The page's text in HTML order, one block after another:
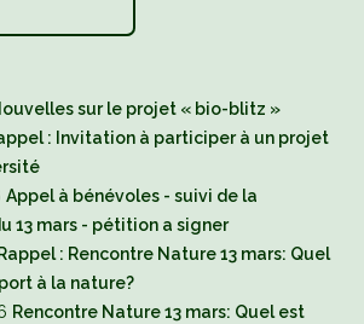
sur le projet « bio-blitz »
: Invitation à participer à un projet
Appel à bénévoles - suivi de la
13 mars - pétition a signer
Rappel : Rencontre Nature 13 mars: Quel
à la nature?
Rencontre Nature 13 mars: Quel est